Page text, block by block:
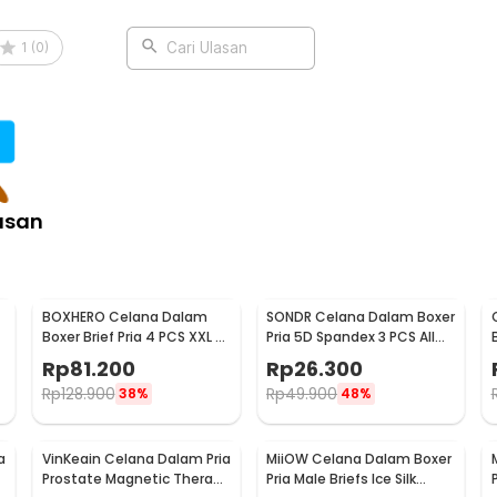
1 (0) Cari Ulasan
BOXHERO Celana Dalam
Boxer Brief Pria 4 PCS XXL -
MU0015
Rp81.200
Rp128.900 38%
SONDR Celana Dalam Boxer
Pria 5D Spandex 3 PCS All
Size - MU0020
Rp26.300
Rp49.900 48%
VinKeain Celana Dalam Pria
Prostate Magnetic Therapy
MiiOW Celana Dalam Boxer
Pria Male Briefs Ice Silk